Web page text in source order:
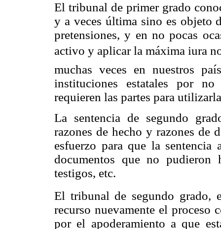
El tribunal de primer grado
y a veces última sino es objeto
pretensiones, y en no pocas
activo y aplicar la máxima iura
muchas veces en nuestros
instituciones estatales por
requieren las partes para
La sentencia de segundo
razones de hecho y razones de
esfuerzo para que la sentencia
documentos que no pudieron
testigos, etc.
El tribunal de segundo grado,
recurso nuevamente el proceso
por el apoderamiento a que